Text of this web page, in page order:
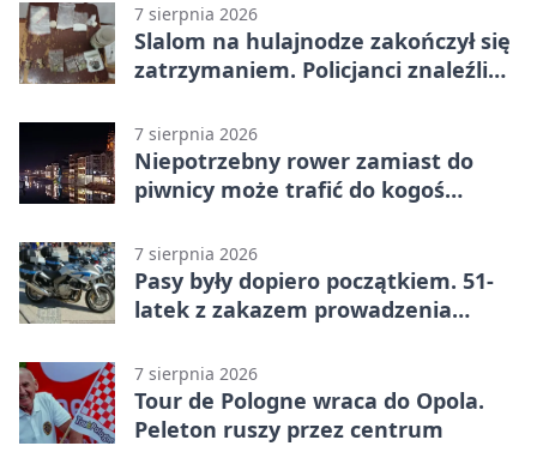
7 sierpnia 2026
Slalom na hulajnodze zakończył się
zatrzymaniem. Policjanci znaleźli
7 sierpnia 2026
Niepotrzebny rower zamiast do
piwnicy może trafić do kogoś
7 sierpnia 2026
Pasy były dopiero początkiem. 51-
latek z zakazem prowadzenia
7 sierpnia 2026
Tour de Pologne wraca do Opola.
Peleton ruszy przez centrum